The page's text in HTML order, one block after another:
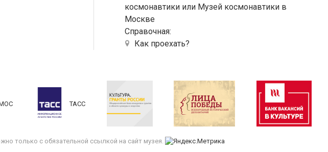
космонавтики или Музей космонавтики в
Москве
Справочная:
Как проехать?
ТАСС
только с обязательной ссылкой на сайт музея.